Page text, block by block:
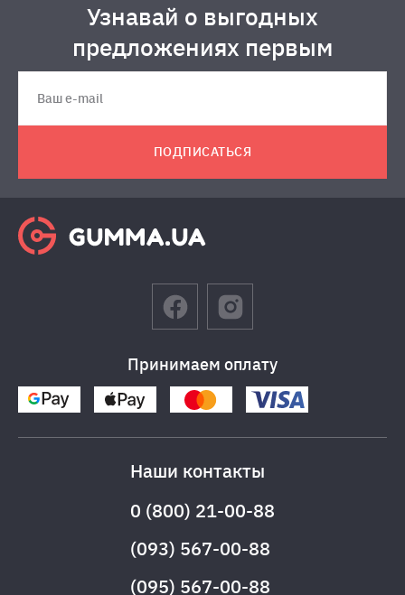
Узнавай о выгодных
предложениях первым
ПОДПИСАТЬСЯ
Принимаем оплату
Наши контакты
0 (800) 21-00-88
(093) 567-00-88
(095) 567-00-88